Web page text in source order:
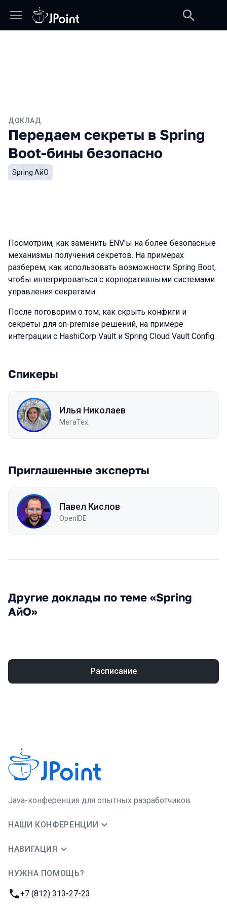
ДОКЛАД
Передаем секреты в Spring
Boot-бины безопасно
Spring АйО
Посмотрим, как заменить ENV'ы на более безопасные
механизмы получения секретов. На примерах
разберем, как использовать возможности Spring Boot,
чтобы интегрироваться с корпоративными системами
управления секретами.
После поговорим о том, как скрыть конфиги и
секреты для on-premise решений, на примере
интеграции с HashiCorp Vault и Spring Cloud Vault Config.
Спикеры
Илья Николаев
МегаТех
Приглашенные эксперты
Павел Кислов
OpenIDE
Другие доклады по теме «Spring
АйО»
Расписание
Java-конференция для опытных разработчиков
НАШИ КОНФЕРЕНЦИИ
НАВИГАЦИЯ
НУЖНА ПОМОЩЬ?
Телефон:
+7 (812) 313-27-23